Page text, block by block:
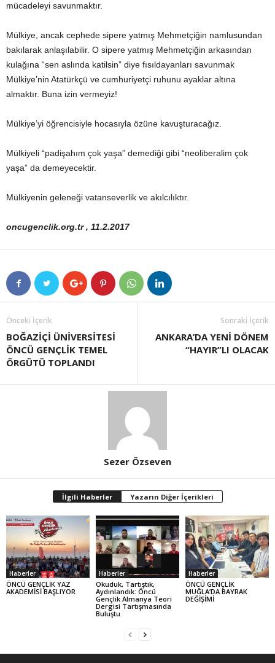
mücadeleyi savunmaktır.
Mülkiye, ancak cephede sipere yatmış Mehmetçiğin namlusundan
bakılarak anlaşılabilir. O sipere yatmış Mehmetçiğin arkasından
kulağına “sen aslında katilsin” diye fısıldayanları savunmak
Mülkiye’nin Atatürkçü ve cumhuriyetçi ruhunu ayaklar altına
almaktır. Buna izin vermeyiz!
Mülkiye’yi öğrencisiyle hocasıyla özüne kavuşturacağız.
Mülkiyeli “padişahım çok yaşa” demediği gibi “neoliberalim çok
yaşa” da demeyecektir.
Mülkiyenin geleneği vatanseverlik ve akılcılıktır.
oncugenclik.org.tr , 11.2.2017
Önceki İçerik
BOĞAZİÇİ ÜNİVERSİTESİ
ÖNCÜ GENÇLİK TEMEL
ÖRGÜTÜ TOPLANDI
Sonraki İçerik
ANKARA’DA YENİ DÖNEM
“HAYIR”LI OLACAK
Sezer Özseven
İlgili Haberler Yazarın Diğer İçerikleri
Haberler
ÖNCÜ GENÇLİK YAZ
AKADEMİSİ BAŞLIYOR
Haberler
Okuduk, Tartıştık,
Aydınlandık: Öncü
Gençlik Almanya Teori
Dergisi Tartışmasında
Buluştu
Haberler
ÖNCÜ GENÇLİK
MUĞLA’DA BAYRAK
DEĞİŞİMİ